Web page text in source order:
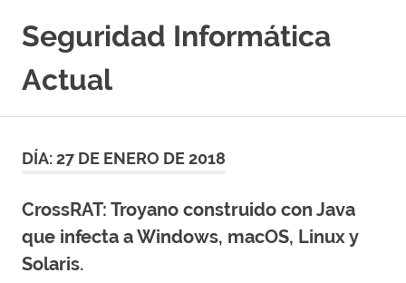
contenido
Seguridad Informática
Actual
en
Seguridad
y
Etico
|
DÍA:27 DE ENERO DE 2018
CrossRAT: Troyano construido con Java
que infecta a Windows, macOS, Linux y
Solaris.